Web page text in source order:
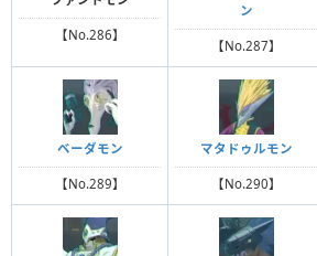
【No.286】
ン
【No.287】
ベーダモン
【No.289】
マタドゥルモン
【No.290】